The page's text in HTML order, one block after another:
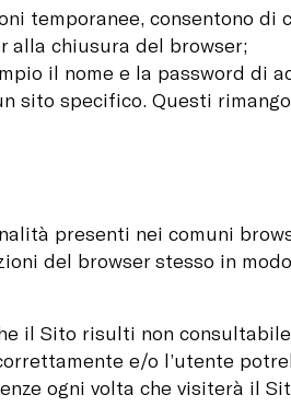
temporanee, consentono di
alla chiusura del browser;
il nome e la password di
sito specifico. Questi
presenti nei comuni
del browser stesso in
il Sito risulti non
e/o l’utente
ogni volta che visiterà il